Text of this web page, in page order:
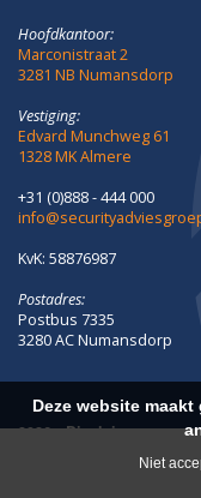
ontwikkelingen rond
Ontvang een update
afgelopen periode
Meld je hier aan!
Security
Marconistraat 2
3281 NB Numansdorp
+31 (0)888 - 444 000
Deze website
Niet